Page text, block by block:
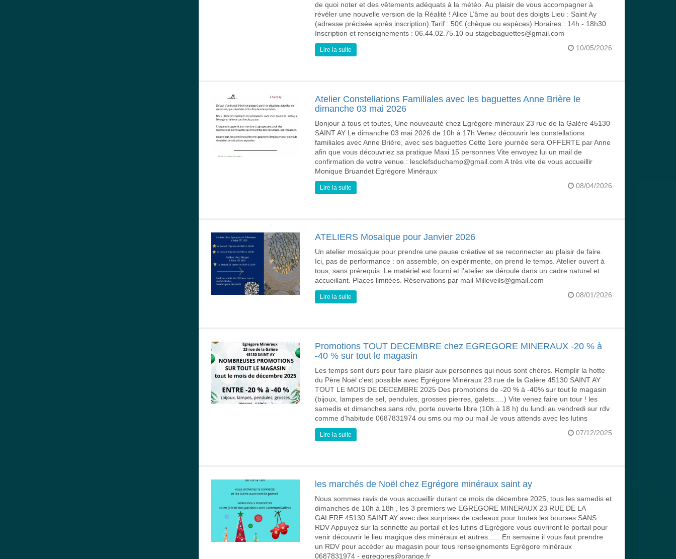
de quoi noter et des vêtements adéquats à la météo. Au plaisir de vous accompagner à
révéler une nouvelle version de la Réalité ! Alice L’âme au bout des doigts Lieu : Saint Ay
(adresse précisée après inscription) Tarif : 50€ (chèque ou espèces) Horaires : 14h - 18h30
Inscription et renseignements : 06.44.02.75.10 ou stagebaguettes@gmail.com
10/05/2026
Lire la suite
Atelier Constellations Familiales avec les baguettes Anne Brière le
dimanche 03 mai 2026
Bonjour à tous et toutes, Une nouveauté chez Egrégore minéraux 23 rue de la Galère 45130
SAINT AY Le dimanche 03 mai 2026 de 10h à 17h Venez découvrir les constellations
familiales avec Anne Brière, avec ses baguettes Cette 1ere journée sera OFFERTE par Anne
afin que vous découvriez sa pratique Maxi 15 personnes Vite envoyez lui un mail de
confirmation de votre venue : lesclefsduchamp@gmail.com A très vite de vous accueillir
Monique Bruandet Egrégore Minéraux
08/04/2026
Lire la suite
ATELIERS Mosaïque pour Janvier 2026
Un atelier mosaïque pour prendre une pause créative et se reconnecter au plaisir de faire.
Ici, pas de performance : on assemble, on expérimente, on prend le temps. Atelier ouvert à
tous, sans prérequis. Le matériel est fourni et l’atelier se déroule dans un cadre naturel et
accueillant. Places limitées. Réservations par mail Milleveils@gmail.com
08/01/2026
Lire la suite
Promotions TOUT DECEMBRE chez EGREGORE MINERAUX -20 % à
-40 % sur tout le magasin
Les temps sont durs pour faire plaisir aux personnes qui nous sont chères. Remplir la hotte
du Père Noël c'est possible avec Egrégore Minéraux 23 rue de la Galère 45130 SAINT AY
TOUT LE MOIS DE DECEMBRE 2025 Des promotions de -20 % à -40% sur tout le magasin
(bijoux, lampes de sel, pendules, grosses pierres, galets.....) Vite venez faire un tour ! les
samedis et dimanches sans rdv, porte ouverte libre (10h à 18 h) du lundi au vendredi sur rdv
comme d'habitude 0687831974 ou sms ou mp ou mail Je vous attends avec les lutins
07/12/2025
Lire la suite
les marchés de Noël chez Egrégore minéraux saint ay
Nous sommes ravis de vous accueillir durant ce mois de décembre 2025, tous les samedis et
dimanches de 10h à 18h , les 3 premiers we EGREGORE MINERAUX 23 RUE DE LA
GALERE 45130 SAINT AY avec des surprises de cadeaux pour toutes les bourses SANS
RDV Appuyez sur la sonnette au portail et les lutins d'Egrégore vous ouvriront le portail pour
venir découvrir le lieu magique des minéraux et autres...... En semaine il vous faut prendre
un RDV pour accéder au magasin pour tous renseignements Egrégore minéraux
0687831974 - egregores@orange.fr